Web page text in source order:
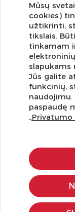
Užsisakykite
pasiūlymus!
KLIENTŲ
Pirkimo – pardavimo
Pristatymas ir
Apmokėjimo būdai
Mūsų
cookies)
užtikrinti,
tikslais.
tinkamam
slapukams
Jūs galite
funkcinių,
naudojimu.
paspaudę